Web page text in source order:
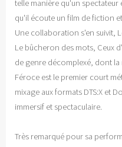
telle manière qu'un spectateur
qu'il écoute un film de fiction
Une collaboration s'en suivit,
Le bûcheron des mots, Ceux
de genre décomplexé, dont la
Féroce est le premier court
mixage aux formats DTS:X et
immersif et spectaculaire.
Très remarqué pour sa